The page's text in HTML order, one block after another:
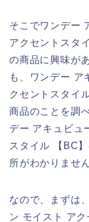
そこでワンデー
アクセントスタ
の商品に興味が
も、ワンデー ア
クセントスタイ
商品のことを調
デー アキュビュ
スタイル 【BC
所がわかりませ
なので、まずは
ン モイスト ア